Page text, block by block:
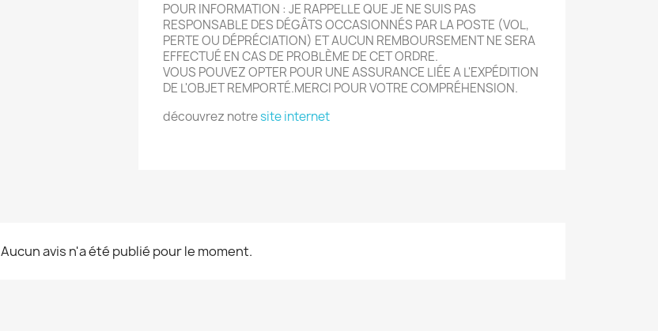
POUR INFORMATION : JE RAPPELLE QUE JE NE SUIS PAS
RESPONSABLE DES DÉGÂTS OCCASIONNÉS PAR LA POSTE (VOL,
PERTE OU DÉPRÉCIATION) ET AUCUN REMBOURSEMENT NE SERA
EFFECTUÉ EN CAS DE PROBLÈME DE CET ORDRE.
VOUS POUVEZ OPTER POUR UNE ASSURANCE LIÉE A L'EXPÉDITION
DE L'OBJET REMPORTÉ.MERCI POUR VOTRE COMPRÉHENSION.
découvrez notresite internet
Aucun avis n'a été publié pour le moment.